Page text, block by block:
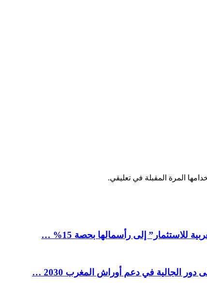
المرة المقبلة في تعليقي.
للاستثمار” إلى رأسمالها بحصة 15% …
الجالية في دعم أوراش المغرب 2030 …